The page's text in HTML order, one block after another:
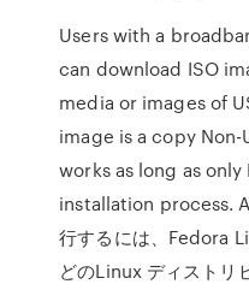
Users with a
can download ISO
media or images of
image is a copy
works as long as
installation process.
行するには、Fedora
どのLinux ディストリ